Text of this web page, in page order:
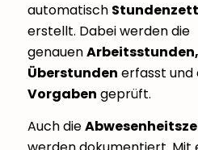
automatisch
erstellt. Dabei werden die
genauen
Überstunden erfasst und
Vorgaben geprüft.
Auch die